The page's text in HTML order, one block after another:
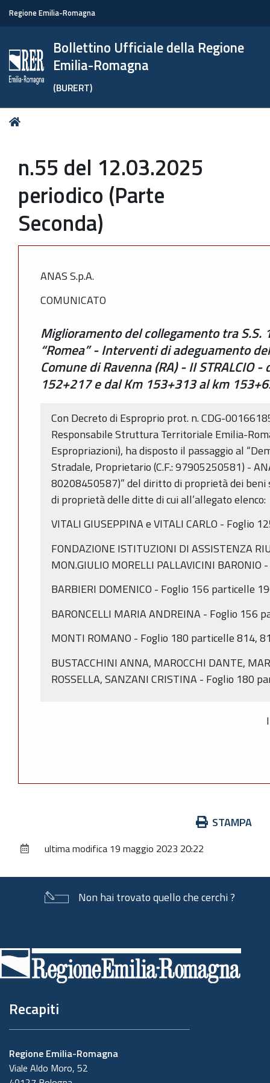
Regione Emilia-Romagna
Bollettino Ufficiale della Regione
Emilia-Romagna
(BURERT)
Tu
n.55 del 12.03.2025
periodico (Parte
Seconda)
ANAS S.p.A.
COMUNICATO
Miglioramento del collegamento tra S.S.
“Romea” - Interventi di adeguamento
Comune di Ravenna (RA) - II STRALCIO
152+217 e dal Km 153+313 al km
Con Decreto di Esproprio prot. n. CDG-
Responsabile Struttura Territoriale Emilia-
Espropriazioni), ha disposto il passaggio al
Stradale, Proprietario (C.F.: 97905250581) -
80208450587)” del diritto di proprietà dei beni
di proprietà delle ditte di cui all’allegato elenco:
VITALI GIUSEPPINA e VITALI CARLO - Foglio
FONDAZIONE ISTITUZIONI DI ASSISTENZA
MON.GIULIO MORELLI PALLAVICINI
BARBIERI DOMENICO - Foglio 156 particelle
BARONCELLI MARIA ANDREINA - Foglio 156
MONTI ROMANO - Foglio 180 particelle 814,
BUSTACCHINI ANNA, MAROCCHI DANTE,
ROSSELLA, SANZANI CRISTINA - Foglio 180
documento
STAMPA
ultima modifica 19 maggio 2023 20:22
Non hai trovato quello che cerchi ?
di
pagina
Recapiti
Regione Emilia-Romagna
Viale Aldo Moro, 52